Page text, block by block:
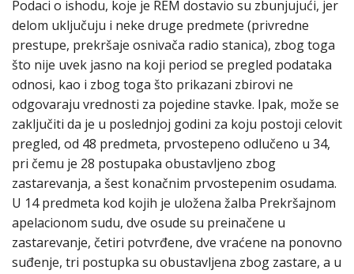
Podaci o ishodu, koje je REM dostavio su zbunjujući, jer
delom uključuju i neke druge predmete (privredne
prestupe, prekršaje osnivača radio stanica), zbog toga
što nije uvek jasno na koji period se pregled podataka
odnosi, kao i zbog toga što prikazani zbirovi ne
odgovaraju vrednosti za pojedine stavke. Ipak, može se
zaključiti da je u poslednjoj godini za koju postoji celovit
pregled, od 48 predmeta, prvostepeno odlučeno u 34,
pri čemu je 28 postupaka obustavljeno zbog
zastarevanja, a šest konačnim prvostepenim osudama.
U 14 predmeta kod kojih je uložena žalba Prekršajnom
apelacionom sudu, dve osude su preinačene u
zastarevanje, četiri potvrđene, dve vraćene na ponovno
suđenje, tri postupka su obustavljena zbog zastare, a u